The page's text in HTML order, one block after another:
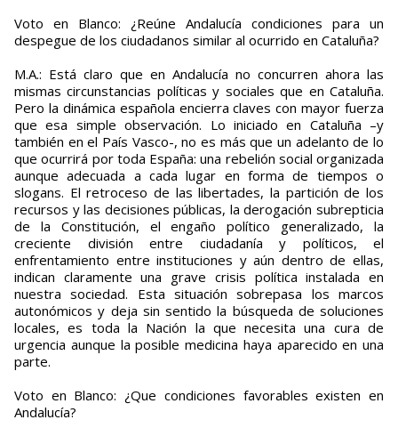
Voto en Blanco: ¿Reúne Andalucía condiciones para un
despegue de los ciudadanos similar al ocurrido en Cataluña?
M.A.: Está claro que en Andalucía no concurren ahora las
mismas circunstancias políticas y sociales que en Cataluña.
Pero la dinámica española encierra claves con mayor fuerza
que esa simple observación. Lo iniciado en Cataluña –y
también en el País Vasco-, no es más que un adelanto de lo
que ocurrirá por toda España: una rebelión social organizada
aunque adecuada a cada lugar en forma de tiempos o
slogans. El retroceso de las libertades, la partición de los
recursos y las decisiones públicas, la derogación subrepticia
de la Constitución, el engaño político generalizado, la
creciente división entre ciudadanía y políticos, el
enfrentamiento entre instituciones y aún dentro de ellas,
indican claramente una grave crisis política instalada en
nuestra sociedad. Esta situación sobrepasa los marcos
autonómicos y deja sin sentido la búsqueda de soluciones
locales, es toda la Nación la que necesita una cura de
urgencia aunque la posible medicina haya aparecido en una
parte.
Voto en Blanco: ¿Que condiciones favorables existen en
Andalucía?